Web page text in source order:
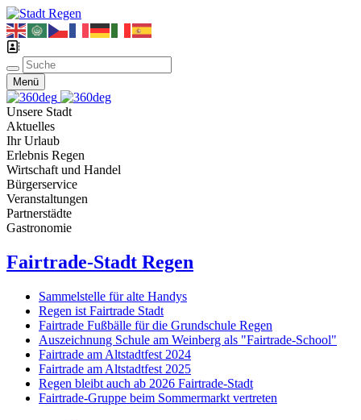
Menü
Unsere Stadt
Aktuelles
Ihr Urlaub
Erlebnis Regen
Wirtschaft und Handel
Bürgerservice
Veranstaltungen
Partnerstädte
Gastronomie
Fairtrade-Stadt Regen
Sammelstelle für alte Handys
Regen ist Fairtrade Stadt
Fairtrade Fußbälle für die Grundschule Regen
Auszeichnung Schule am Weinberg als "Fairtrade-School"
Fairtrade am Altstadtfest 2024
Fairtrade am Altstadtfest 2025
Regen bleibt auch ab 2026 Fairtrade-Stadt
Fairtrade-Gruppe beim Sommermarkt vertreten